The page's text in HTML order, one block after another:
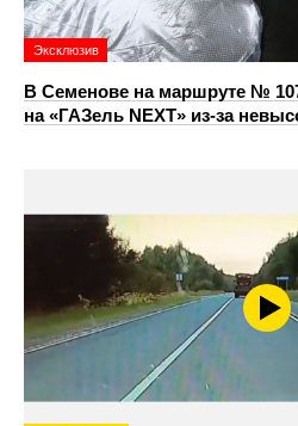
Эксклюзив
В Семенове на маршруте №
на «ГАЗель NEXT» из‑за